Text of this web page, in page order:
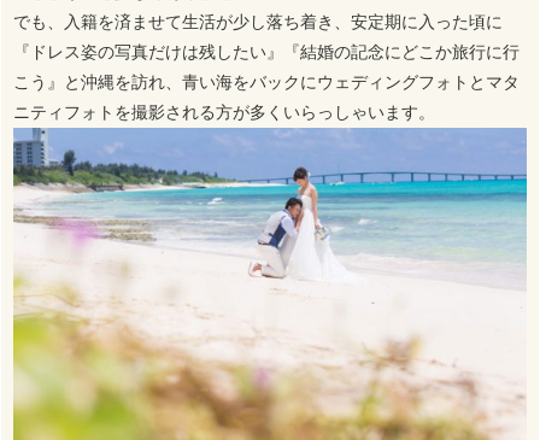
でも、入籍を済ませて生活が少し落ち着き、安定期に入った頃に
『ドレス姿の写真だけは残したい』『結婚の記念にどこか旅行に行
こう』と沖縄を訪れ、青い海をバックにウェディングフォトとマタ
ニティフォトを撮影される方が多くいらっしゃいます。